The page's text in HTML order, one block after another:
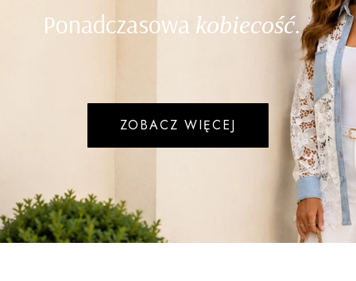
Ponadczasowa kobiecość.
ZOBACZ WIĘCEJ